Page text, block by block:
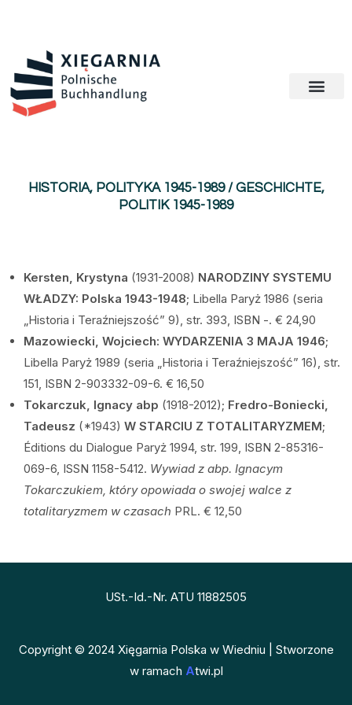
HISTORIA, POLITYKA 1945-1989 / GESCHICHTE,
POLITIK 1945-1989
Kersten, Krystyna (1931-2008) NARODZINY SYSTEMU
WŁADZY: Polska 1943-1948; Libella Paryż 1986 (seria
„Historia i Teraźniejszość” 9), str. 393, ISBN -. € 24,90
Mazowiecki, Wojciech: WYDARZENIA 3 MAJA 1946;
Libella Paryż 1989 (seria „Historia i Teraźniejszość” 16), str.
151, ISBN 2-903332-09-6. € 16,50
Tokarczuk, Ignacy abp (1918-2012); Fredro-Boniecki,
Tadeusz (*1943) W STARCIU Z TOTALITARYZMEM;
Éditions du Dialogue Paryż 1994, str. 199, ISBN 2-85316-
069-6, ISSN 1158-5412. Wywiad z abp. Ignacym
Tokarczukiem, który opowiada o swojej walce z
totalitaryzmem w czasach PRL. € 12,50
USt.-Id.-Nr. ATU 11882505
Copyright © 2024 Xięgarnia Polska w Wiedniu | Stworzone
w ramach Atwi.pl